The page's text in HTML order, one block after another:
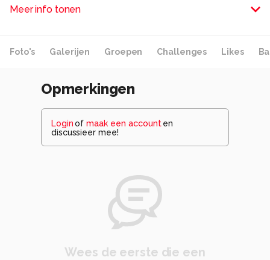
Meer info tonen
Foto's Galerijen Groepen Challenges Likes
Opmerkingen
Loginof maak een account en
discussieer mee!
Wees de eerste die een